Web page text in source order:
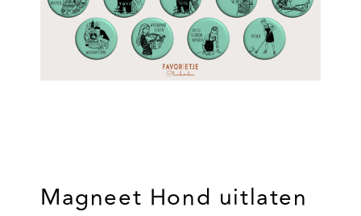
Magneet Hond uitlaten